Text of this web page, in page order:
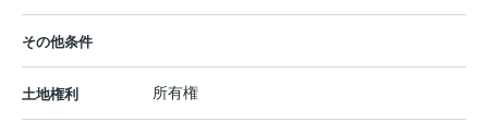
その他条件
土地権利 所有権